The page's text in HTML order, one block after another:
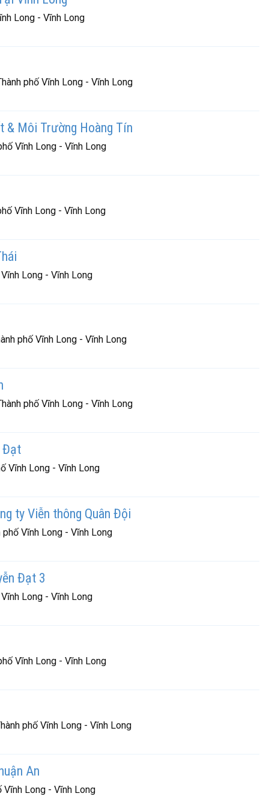
Long - Vĩnh Long
phố Vĩnh Long - Vĩnh Long
& Môi Trường Hoàng Tín
Vĩnh Long - Vĩnh Long
Vĩnh Long - Vĩnh Long
Long - Vĩnh Long
phố Vĩnh Long - Vĩnh Long
phố Vĩnh Long - Vĩnh Long
Đạt
Vĩnh Long - Vĩnh Long
ty Viễn thông Quân Đội
phố Vĩnh Long - Vĩnh Long
Đạt 3
Long - Vĩnh Long
Vĩnh Long - Vĩnh Long
phố Vĩnh Long - Vĩnh Long
An
Vĩnh Long - Vĩnh Long